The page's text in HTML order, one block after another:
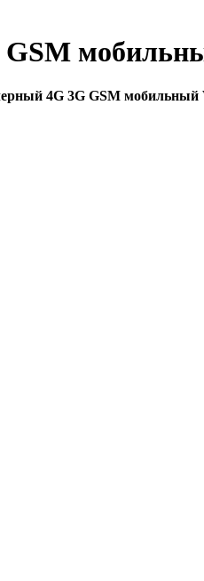
4G 3G GSM мобильный